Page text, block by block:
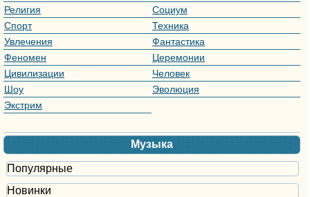
Религия
Социум
Спорт
Техника
Увлечения
Фантастика
Феномен
Церемонии
награждения
Цивилизации
Человек
Шоу
Эволюция
Экстрим
Музыка
Популярные
Новинки